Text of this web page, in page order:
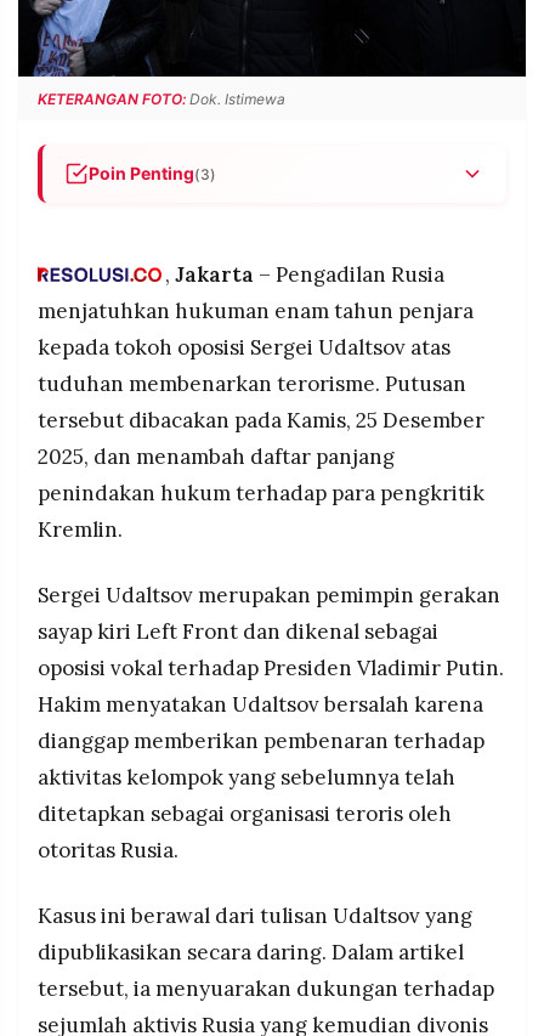
POLICY
INFORMASI
IKLAN TULISAN
SERVICE
IKUTI
KAMI
PT.
RESOLUSI
©
-
PT.
RESOLUSI
MEDIA
PRAMUDITA
KETERANGAN FOTO: Dok. Istimewa
Poin Penting(3)
terorisme.
Udaltsov menilai kasus ini bermuatan politik dan
pengetatan ruang oposisi dan kebebasan
berekspresi di Rusia.
, Jakarta – Pengadilan Rusia
menjatuhkan hukuman enam tahun penjara
kepada tokoh oposisi Sergei Udaltsov atas
tuduhan membenarkan terorisme. Putusan
tersebut dibacakan pada Kamis, 25 Desember
2025, dan menambah daftar panjang
penindakan hukum terhadap para pengkritik
Kremlin.
Sergei Udaltsov merupakan pemimpin gerakan
sayap kiri Left Front dan dikenal sebagai
oposisi vokal terhadap Presiden Vladimir Putin.
Hakim menyatakan Udaltsov bersalah karena
dianggap memberikan pembenaran terhadap
aktivitas kelompok yang sebelumnya telah
ditetapkan sebagai organisasi teroris oleh
otoritas Rusia.
Kasus ini berawal dari tulisan Udaltsov yang
dipublikasikan secara daring. Dalam artikel
tersebut, ia menyuarakan dukungan terhadap
sejumlah aktivis Rusia yang kemudian divonis